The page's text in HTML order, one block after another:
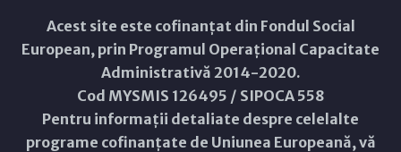
Acest site este cofinanțat din Fondul Social
European, prin Programul Operațional Capacitate
Administrativă 2014-2020.
Cod MYSMIS 126495 / SIPOCA 558
Pentru informații detaliate despre celelalte
programe cofinanțate de Uniunea Europeană, vă